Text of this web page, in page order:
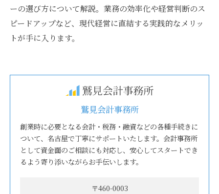
ーの選び方について解説。業務の効率化や経営判断のス
ピードアップなど、現代経営に直結する実践的なメリッ
トが手に入ります。
鷲見会計事務所
創業時に必要となる会計・税務・融資などの各種手続きに
ついて、名古屋で丁寧にサポートいたします。会計事務所
として資金面のご相談にも対応し、安心してスタートでき
るよう寄り添いながらお手伝いします。
〒460-0003